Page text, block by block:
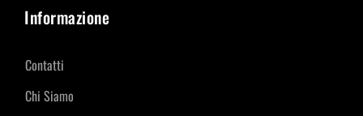
Informazione
Contatti
Chi Siamo